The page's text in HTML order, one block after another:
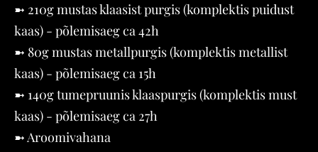
➼ 210g mustas klaasist purgis (komplektis puidust
kaas) - põlemisaeg ca 42h
➼ 80g mustas metallpurgis (komplektis metallist
kaas) - põlemisaeg ca 15h
➼ 140g tumepruunis klaaspurgis (komplektis must
kaas) - põlemisaeg ca 27h
➼ Aroomivahana